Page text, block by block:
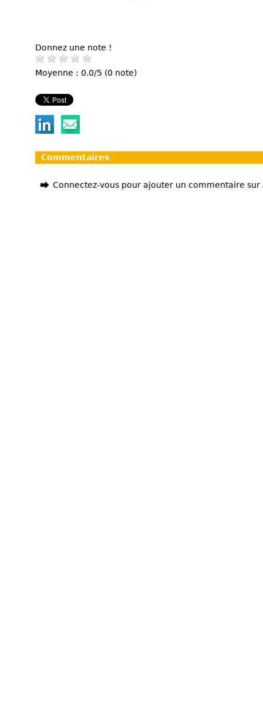
Donnez une note !
Moyenne : 0.0/5 (0 note)
Commentaires
Connectez-vous pour ajouter un commentaire sur